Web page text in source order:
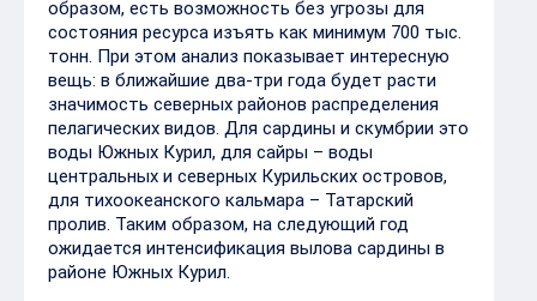
образом, есть возможность без угрозы для
состояния ресурса изъять как минимум 700 тыс.
тонн. При этом анализ показывает интересную
вещь: в ближайшие два-три года будет расти
значимость северных районов распределения
пелагических видов. Для сардины и скумбрии это
воды Южных Курил, для сайры – воды
центральных и северных Курильских островов,
для тихоокеанского кальмара – Татарский
пролив. Таким образом, на следующий год
ожидается интенсификация вылова сардины в
районе Южных Курил.